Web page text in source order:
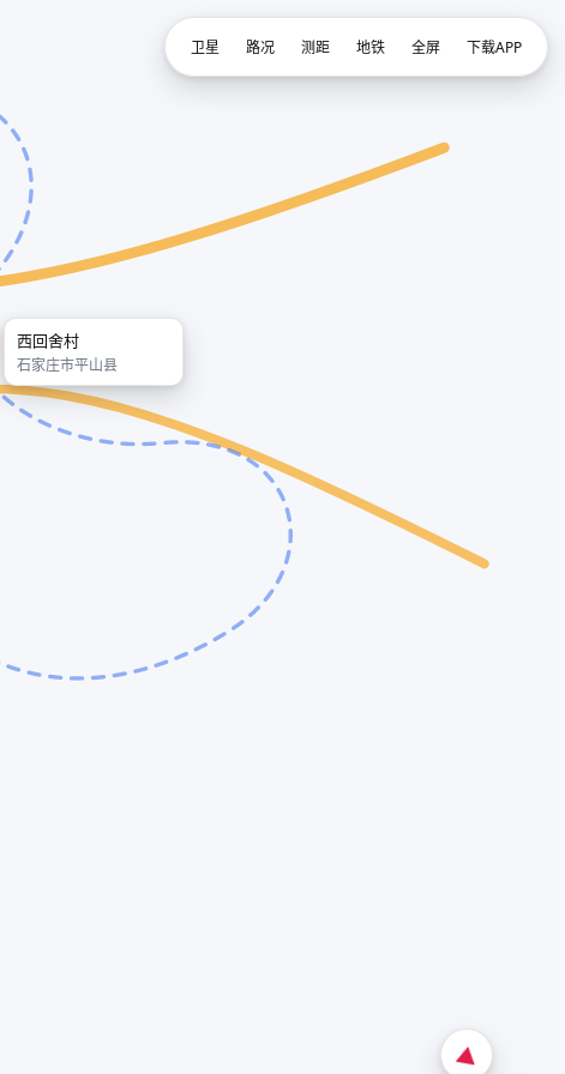
西回舍村
石家庄市平山县
卫星 路况 测距 地铁 全屏 下载APP